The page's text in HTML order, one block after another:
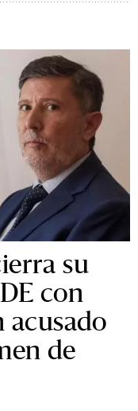
su
con
acusado
de